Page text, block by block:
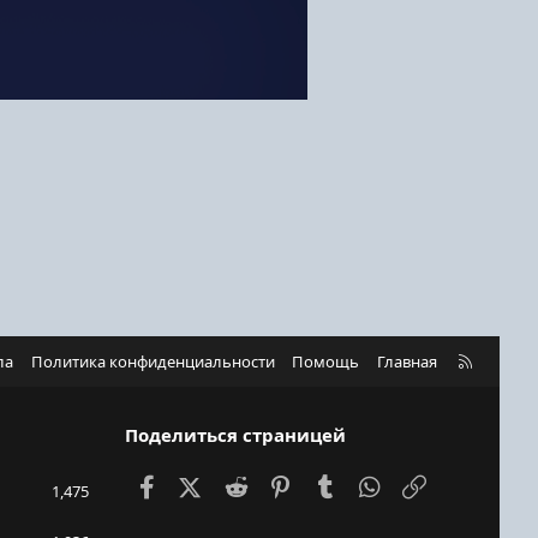
Политика конфиденциальности Помощь Главная
R
1,475
Поделиться страницей
FacebookX (Twitter)
Reddit PinterestTumblr WhatsApp